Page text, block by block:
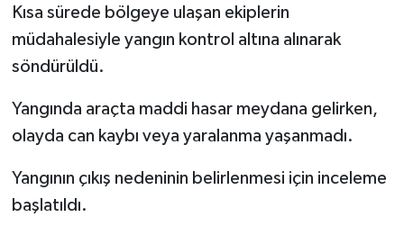
Kısa sürede bölgeye ulaşan ekiplerin
müdahalesiyle yangın kontrol altına alınarak
söndürüldü.
Yangında araçta maddi hasar meydana gelirken,
olayda can kaybı veya yaralanma yaşanmadı.
Yangının çıkış nedeninin belirlenmesi için inceleme
başlatıldı.